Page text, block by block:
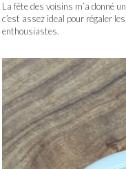
La fête des voisins m’a donné
c’est assez ideal pour régaler
enthousiastes.